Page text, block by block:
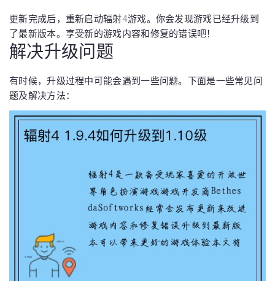
更新完成后，重新启动辐射4游戏。你会发现游戏已经升级到
了最新版本。享受新的游戏内容和修复的错误吧！
解决升级问题
有时候，升级过程中可能会遇到一些问题。下面是一些常见问
题及解决方法：